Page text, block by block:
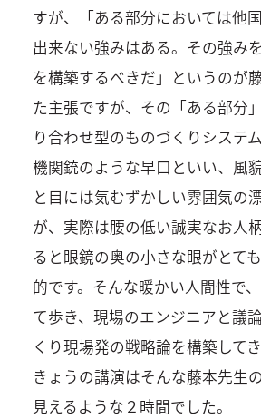
すが、「ある部分においては他
出来ない強みはある。その強み
を構築するべきだ」というのが
た主張ですが、その「ある部分
り合わせ型のものづくりシステム
機関銃のような早口といい、風
と目には気むずかしい雰囲気の
が、実際は腰の低い誠実なお人
ると眼鏡の奥の小さな眼がとて
的です。そんな暖かい人間性で
て歩き、現場のエンジニアと議
くり現場発の戦略論を構築してき
きょうの講演はそんな藤本先生
見えるような２時間でした。